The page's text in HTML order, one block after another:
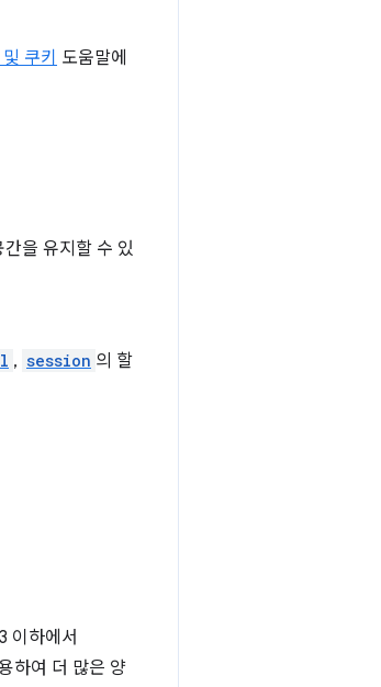
쿠키 도움말에
을 유지할 수 있
, session 의 할
이하에서
하여 더 많은 양